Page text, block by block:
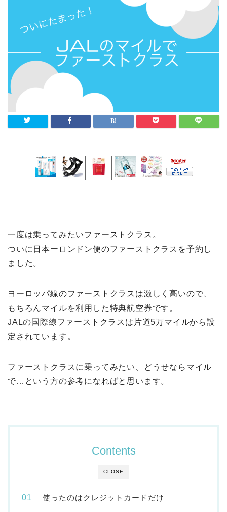
一度は乗ってみたいファーストクラス。
ついに日本ーロンドン便のファーストクラスを予約し
ました。
ヨーロッパ線のファーストクラスは激しく高いので、
もちろんマイルを利用した特典航空券です。
JALの国際線ファーストクラスは片道5万マイルから設
定されています。
ファーストクラスに乗ってみたい、どうせならマイル
で…という方の参考になればと思います。
CLOSE
Contents
使ったのはクレジットカードだけ